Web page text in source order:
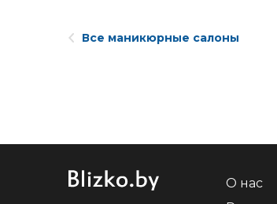
Все маникюрные салоны
О нас